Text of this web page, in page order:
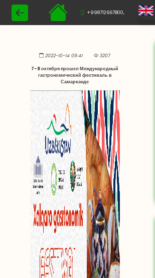
+998712667800,
2022-10-14 09:41 3207
7-8 октября прошел Международный
гастрономический фестиваль в
Самарканде